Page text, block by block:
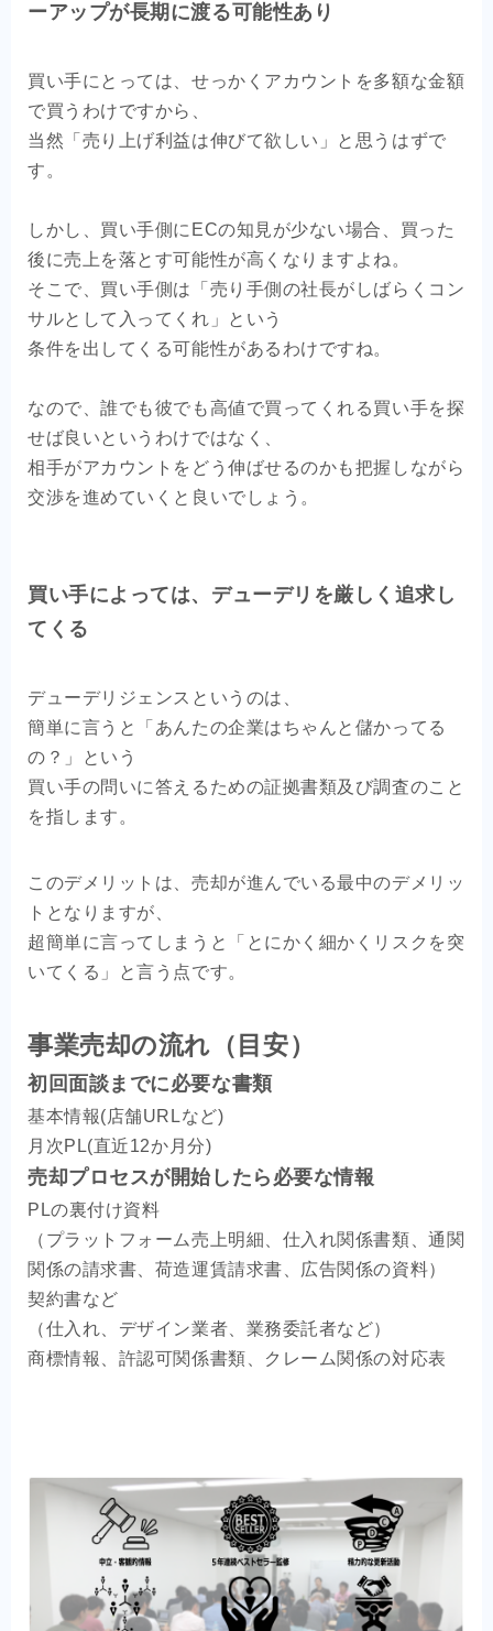
ーアップが長期に渡る可能性あり
買い手にとっては、せっかくアカウントを多額な金額
で買うわけですから、
当然「売り上げ利益は伸びて欲しい」と思うはずで
す。
しかし、買い手側にECの知見が少ない場合、買った
後に売上を落とす可能性が高くなりますよね。
そこで、買い手側は「売り手側の社長がしばらくコン
サルとして入ってくれ」という
条件を出してくる可能性があるわけですね。
なので、誰でも彼でも高値で買ってくれる買い手を探
せば良いというわけではなく、
相手がアカウントをどう伸ばせるのかも把握しながら
交渉を進めていくと良いでしょう。
買い手によっては、デューデリを厳しく追求し
てくる
デューデリジェンスというのは、
簡単に言うと「あんたの企業はちゃんと儲かってる
の？」という
買い手の問いに答えるための証拠書類及び調査のこと
を指します。
このデメリットは、売却が進んでいる最中のデメリッ
トとなりますが、
超簡単に言ってしまうと「とにかく細かくリスクを突
いてくる」と言う点です。
事業売却の流れ（目安）
初回面談までに必要な書類
基本情報(店舗URLなど)
月次PL(直近12か月分)
売却プロセスが開始したら必要な情報
PLの裏付け資料
（プラットフォーム売上明細、仕入れ関係書類、通関
関係の請求書、荷造運賃請求書、広告関係の資料）
契約書など
（仕入れ、デザイン業者、業務委託者など）
商標情報、許認可関係書類、クレーム関係の対応表